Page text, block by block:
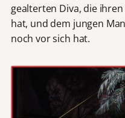
gealterten Diva, die
hat, und dem jungen
noch vor sich hat.